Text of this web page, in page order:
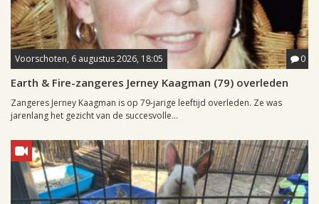
Voorschoten, 6 augustus 2026, 18:05 0
Earth & Fire-zangeres Jerney Kaagman (79) overleden
Zangeres Jerney Kaagman is op 79-jarige leeftijd overleden. Ze was
jarenlang het gezicht van de succesvolle...